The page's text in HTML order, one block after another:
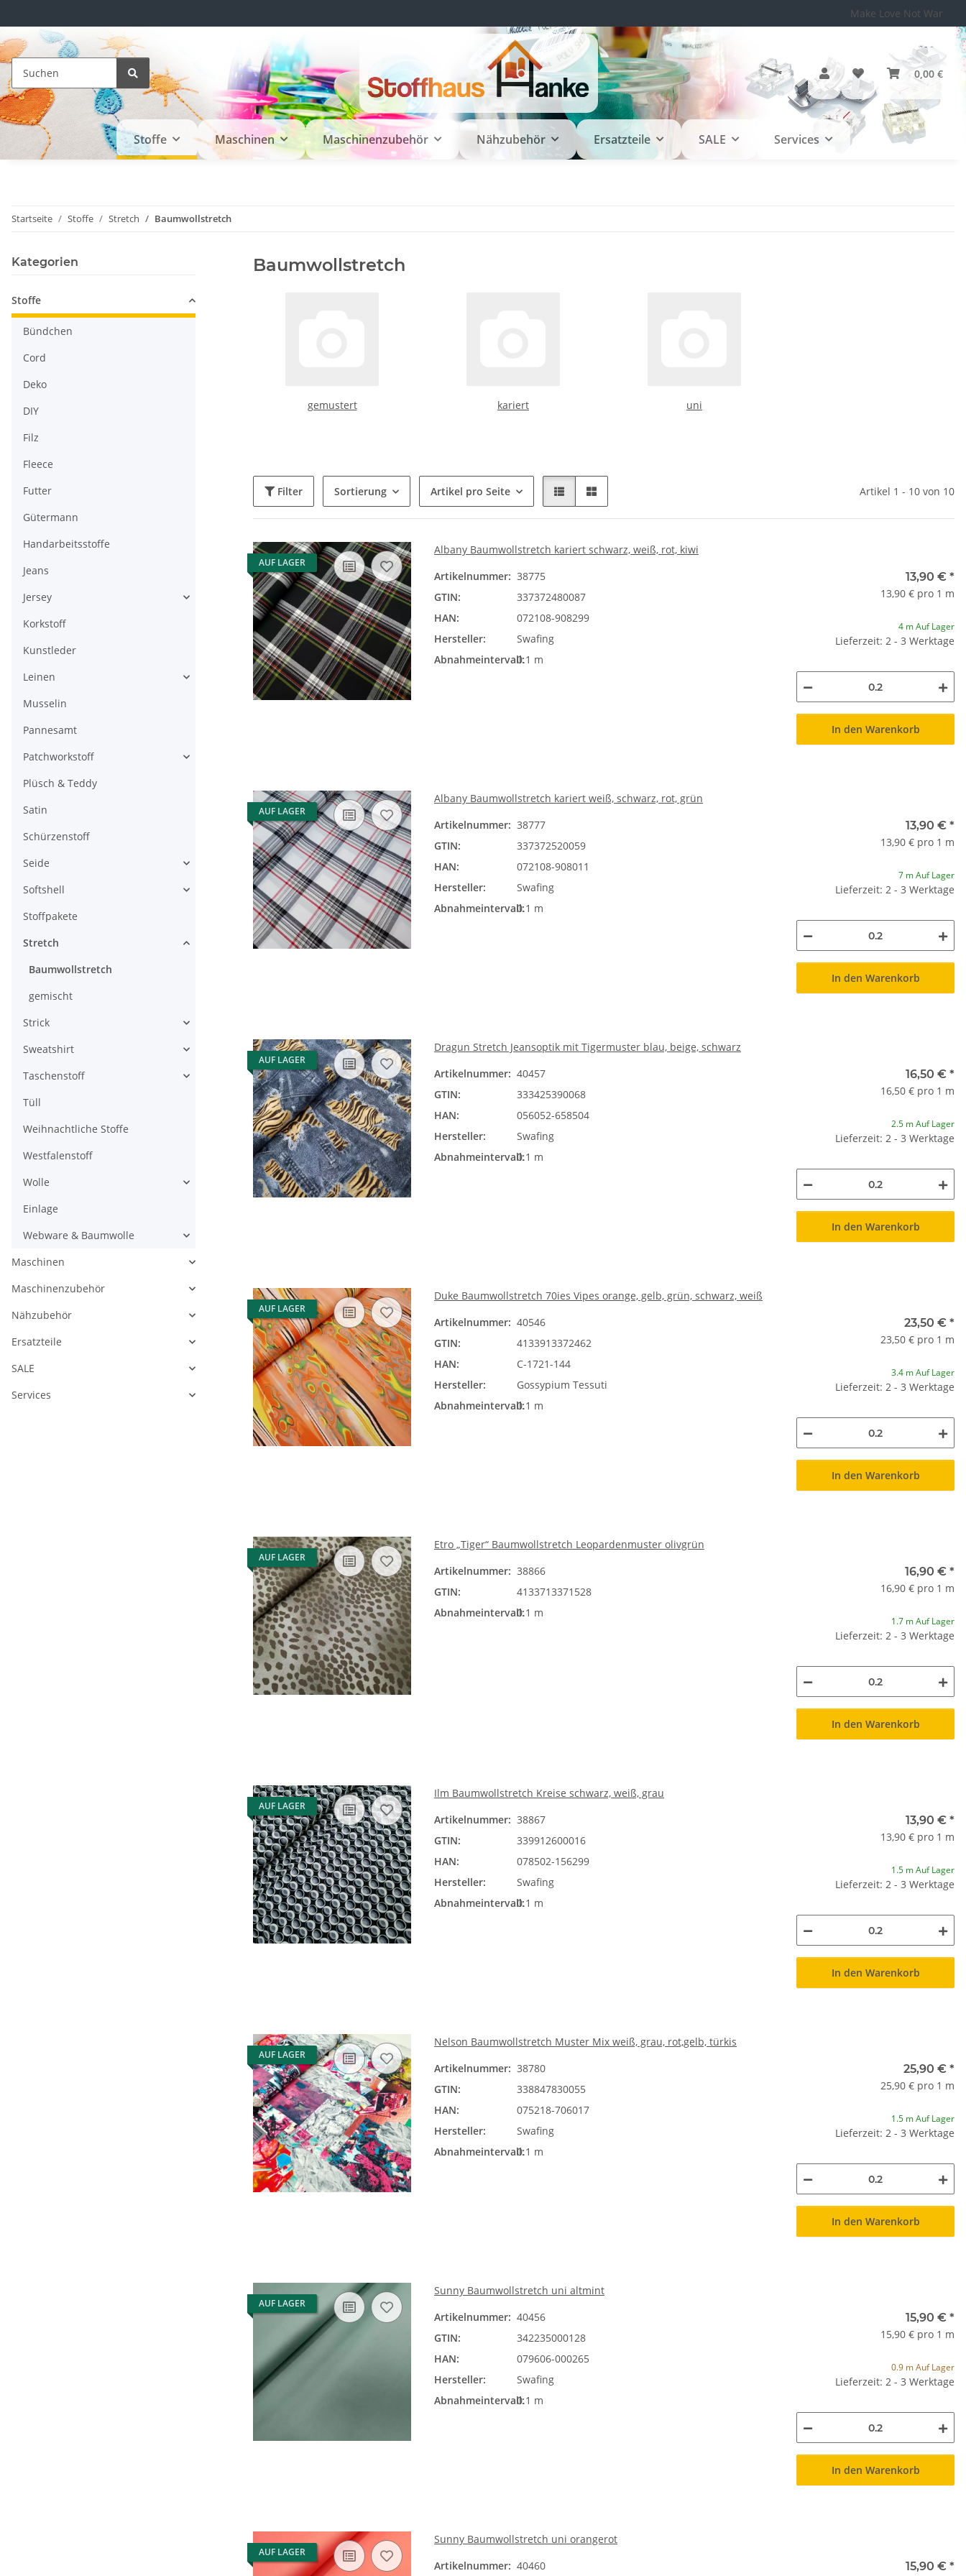
Make Love Not War
0,00 €
Stoffe Maschinen Maschinenzubehör Nähzubehör Ersatzteile SALE Services
Startseite Stoffe Stretch Baumwollstretch
Baumwollstretch
gemustert kariert uni
Filter Sortierung Artikel pro Seite Artikel 1 - 10 von 10
AUF LAGER
Albany Baumwollstretch kariert schwarz, weiß, rot, kiwi
Artikelnummer: 38775
GTIN:
337372480087
HAN:
072108-908299
Hersteller:
Swafing
Abnahmeintervall:0.1 m
13,90 € *
13,90 € pro 1 m
4 m Auf Lager
Lieferzeit: 2 - 3 Werktage
In den Warenkorb
AUF LAGER
Albany Baumwollstretch kariert weiß, schwarz, rot, grün
Artikelnummer: 38777
GTIN:
337372520059
HAN:
072108-908011
Hersteller:
Swafing
Abnahmeintervall:0.1 m
13,90 € *
13,90 € pro 1 m
7 m Auf Lager
Lieferzeit: 2 - 3 Werktage
In den Warenkorb
AUF LAGER
Dragun Stretch Jeansoptik mit Tigermuster blau, beige, schwarz
Artikelnummer: 40457
GTIN:
333425390068
HAN:
056052-658504
Hersteller:
Swafing
Abnahmeintervall:0.1 m
16,50 € *
16,50 € pro 1 m
2.5 m Auf Lager
Lieferzeit: 2 - 3 Werktage
In den Warenkorb
AUF LAGER
Duke Baumwollstretch 70ies Vipes orange, gelb, grün, schwarz, weiß
Artikelnummer: 40546
GTIN:
4133913372462
HAN:
C-1721-144
Hersteller:
Gossypium Tessuti
Abnahmeintervall:0.1 m
23,50 € *
23,50 € pro 1 m
3.4 m Auf Lager
Lieferzeit: 2 - 3 Werktage
In den Warenkorb
AUF LAGER
Etro „Tiger“ Baumwollstretch Leopardenmuster olivgrün
Artikelnummer: 38866
GTIN:
4133713371528
Abnahmeintervall:0.1 m
16,90 € *
16,90 € pro 1 m
1.7 m Auf Lager
Lieferzeit: 2 - 3 Werktage
In den Warenkorb
AUF LAGER
Ilm Baumwollstretch Kreise schwarz, weiß, grau
Artikelnummer: 38867
GTIN:
339912600016
HAN:
078502-156299
Hersteller:
Swafing
Abnahmeintervall:0.1 m
13,90 € *
13,90 € pro 1 m
1.5 m Auf Lager
Lieferzeit: 2 - 3 Werktage
In den Warenkorb
AUF LAGER
Nelson Baumwollstretch Muster Mix weiß, grau, rot,gelb, türkis
Artikelnummer: 38780
GTIN:
338847830055
HAN:
075218-706017
Hersteller:
Swafing
Abnahmeintervall:0.1 m
25,90 € *
25,90 € pro 1 m
1.5 m Auf Lager
Lieferzeit: 2 - 3 Werktage
In den Warenkorb
AUF LAGER
Sunny Baumwollstretch uni altmint
Artikelnummer: 40456
GTIN:
342235000128
HAN:
079606-000265
Hersteller:
Swafing
Abnahmeintervall:0.1 m
15,90 € *
15,90 € pro 1 m
0.9 m Auf Lager
Lieferzeit: 2 - 3 Werktage
In den Warenkorb
AUF LAGER
Sunny Baumwollstretch uni orangerot
Artikelnummer: 40460 15,90 € *
Kategorien
Stoffe
Bündchen
Cord
Deko
DIY
Filz
Fleece
Futter
Gütermann
Handarbeitsstoffe
Jeans
Jersey
Korkstoff
Kunstleder
Leinen
Musselin
Pannesamt
Patchworkstoff
Plüsch & Teddy
Satin
Schürzenstoff
Seide
Softshell
Stoffpakete
Stretch
Baumwollstretch
gemischt
Strick
Sweatshirt
Taschenstoff
Tüll
Weihnachtliche Stoffe
Westfalenstoff
Wolle
Einlage
Webware & Baumwolle
Maschinen
Maschinenzubehör
Nähzubehör
Ersatzteile
SALE
Services